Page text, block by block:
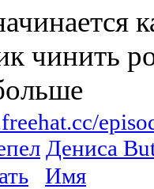
чинить
Дениса
Имя